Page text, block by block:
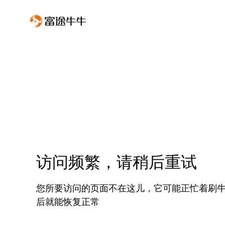
访问频繁，请稍后重试
您所要访问的页面不在这儿，它可能正忙着刷
后就能恢复正常